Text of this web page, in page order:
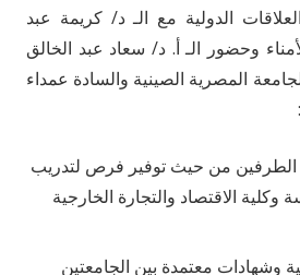
الدولية مع الـ د/ كريمة عبد
وحضور الـ أ. د/ سعاد عبد الخالق
المصرية الصينية والسادة عمداء
الطرفين من حيث توفير فرص لتدريب
وكلية الاقتصاد والتجارة الخارجية
وشهادات معتمدة بين الجامعتين